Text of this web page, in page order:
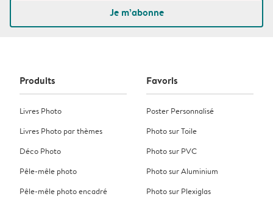
Je m’abonne
Produits
Livres Photo
Livres Photo par thèmes
Déco Photo
Pêle-mêle photo
Pêle-mêle photo encadré
Favoris
Poster Personnalisé
Photo sur Toile
Photo sur PVC
Photo sur Aluminium
Photo sur Plexiglas